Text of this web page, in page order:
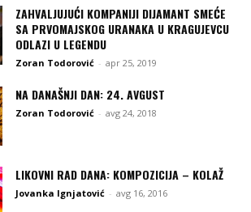
ZAHVALJUJUĆI KOMPANIJI DIJAMANT SMEĆE
SA PRVOMAJSKOG URANAKA U KRAGUJEVCU
ODLAZI U LEGENDU
Zoran Todorović - apr 25, 2019
NA DANAŠNJI DAN: 24. AVGUST
Zoran Todorović - avg 24, 2018
LIKOVNI RAD DANA: KOMPOZICIJA – KOLAŽ
Jovanka Ignjatović - avg 16, 2016